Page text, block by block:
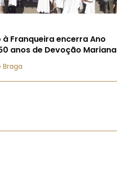
Franqueira encerra Ano
anos de Devoção Mariana
Braga